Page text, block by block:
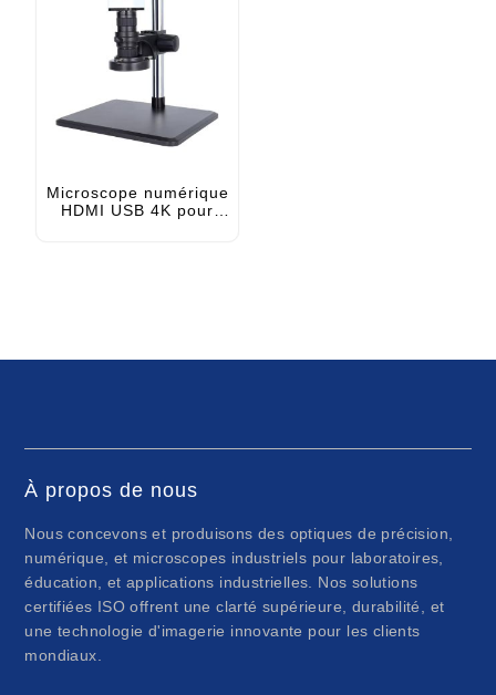
Microscope numérique
HDMI USB 4K pour
À propos de nous
Nous concevons et produisons des optiques de précision,
numérique, et microscopes industriels pour laboratoires,
éducation, et applications industrielles. Nos solutions
certifiées ISO offrent une clarté supérieure, durabilité, et
une technologie d'imagerie innovante pour les clients
mondiaux.